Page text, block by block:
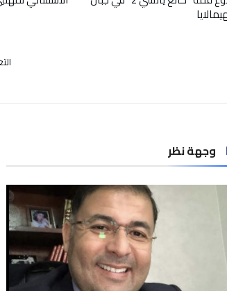
وجهة نظر